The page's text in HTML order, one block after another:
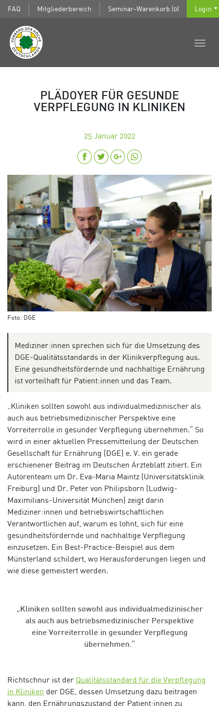
FAQ Mitgliederbereich Seminar-Warenkorb (0) Login
PLÄDOYER FÜR GESUNDE
VERPFLEGUNG IN KLINIKEN
25 Januar 2022
Foto: DGE
Mediziner:innen sprechen sich für die Umsetzung des
DGE-Qualitätsstandards in der Klinikverpflegung aus.
Eine gesundheitsfördernde und nachhaltige Ernährung
ist vorteilhaft für Patient:innen und das Team.
„Kliniken sollten sowohl aus individualmedizinischer als
auch aus betriebsmedizinischer Perspektive eine
Vorreiterrolle in gesunder Verpflegung übernehmen.“ So
wird in einer aktuellen Pressemitteilung der Deutschen
Gesellschaft für Ernährung (DGE) e. V. ein gerade
erschienener Beitrag im Deutschen Ärzteblatt zitiert. Ein
Autorenteam um Dr. Eva-Maria Maintz (Universitätsklinik
Freiburg) und Dr. Peter von Philipsborn (Ludwig-
Maximilians-Universität München) zeigt darin
Mediziner:innen und betriebswirtschaftlichen
Verantwortlichen auf, warum es lohnt, sich für eine
gesundheitsfördernde und nachhaltige Verpflegung
einzusetzen. Ein Best-Practice-Beispiel aus dem
Münsterland schildert, wo Herausforderungen liegen und
wie diese gemeistert werden.
„Kliniken sollten sowohl aus individualmedizinischer
als auch aus betriebsmedizinischer Perspektive
eine Vorreiterrolle in gesunder Verpflegung
übernehmen.“
Richtschnur ist der Qualitätsstandard für die Verpflegung
in Kliniken der DGE, dessen Umsetzung dazu beitragen
kann, den Ernährungszustand der Patient:innen zu